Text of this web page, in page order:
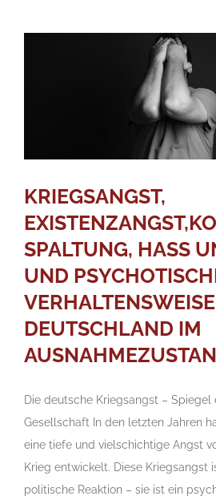
KRIEGSANGST,
SPALTUNG, HASS
UND
DEUTSCHLAND IM
Die deutsche Kriegsangst – Spiegel
Gesellschaft In den letzten Jahren
eine tiefe und vielschichtige Angst
Krieg entwickelt. Diese Kriegsangst
politische Reaktion – sie ist ein